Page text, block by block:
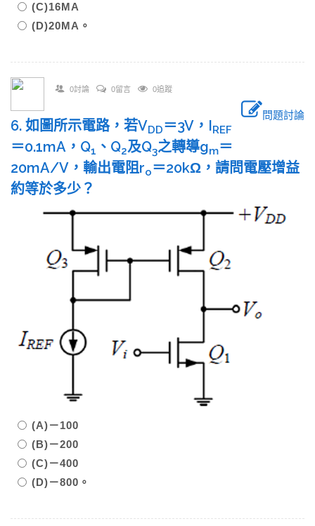
(C)16MA
(D)20MA。
0討論 0留言 0追蹤
問題討論
6. 如圖所示電路，若VDD＝3V，IREF
＝0.1mA，Q1 、Q2及Q3之轉導gm＝
20mA/V，輸出電阻ro＝20kΩ，請問電壓增益
約等於多少？
(A)－100
(B)－200
(C)－400
(D)－800。